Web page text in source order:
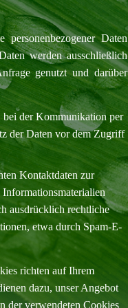
Daten
werden ausschließlich
genutzt und darüber
bei der Kommunikation per
der Daten vor dem Zugriff
Kontaktdaten zur
ausdrücklich rechtliche
etwa durch Spam-E-
richten auf Ihrem
dazu, unser Angebot
der verwendeten Cookies